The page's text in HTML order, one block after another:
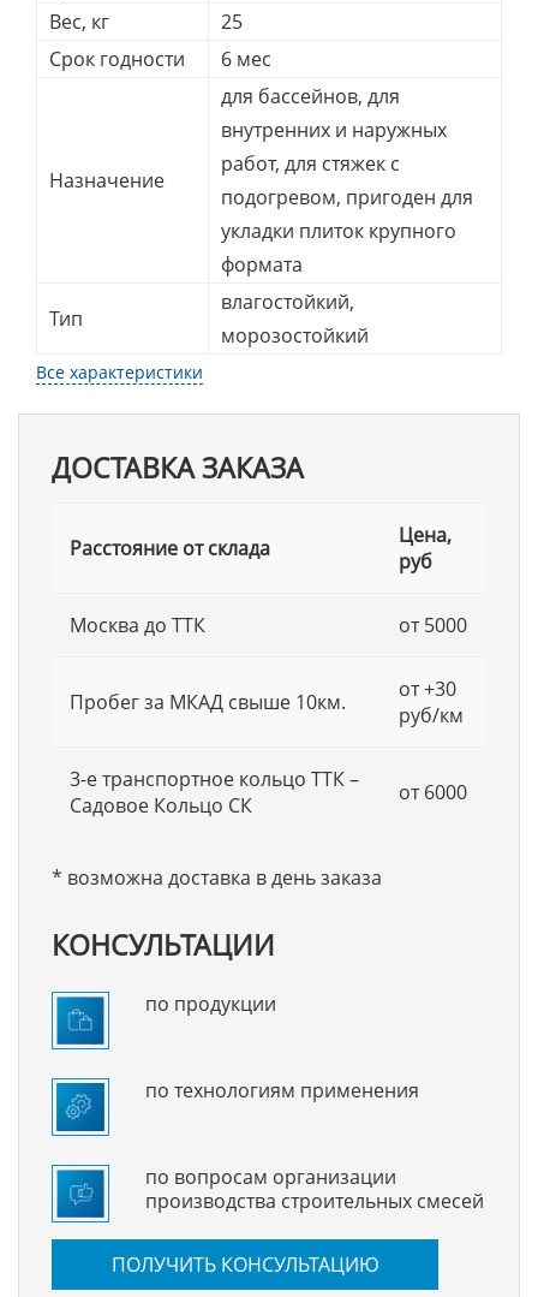
Вес, кг
25
Срок годности
6 мес
Назначение
для бассейнов, для
внутренних и наружных
работ, для стяжек с
подогревом, пригоден для
укладки плиток крупного
формата
Тип
влагостойкий,
морозостойкий
Все характеристики
ДОСТАВКА ЗАКАЗА
Расстояние от склада
Цена,
руб
Москва до ТТК от 5000
Пробег за МКАД свыше 10км.
от +30
руб/км
3-е транспортное кольцо ТТК –
Садовое Кольцо СК
от 6000
* возможна доставка в день заказа
КОНСУЛЬТАЦИИ
по продукции
по технологиям применения
по вопросам организации
производства строительных смесей
ПОЛУЧИТЬ КОНСУЛЬТАЦИЮ